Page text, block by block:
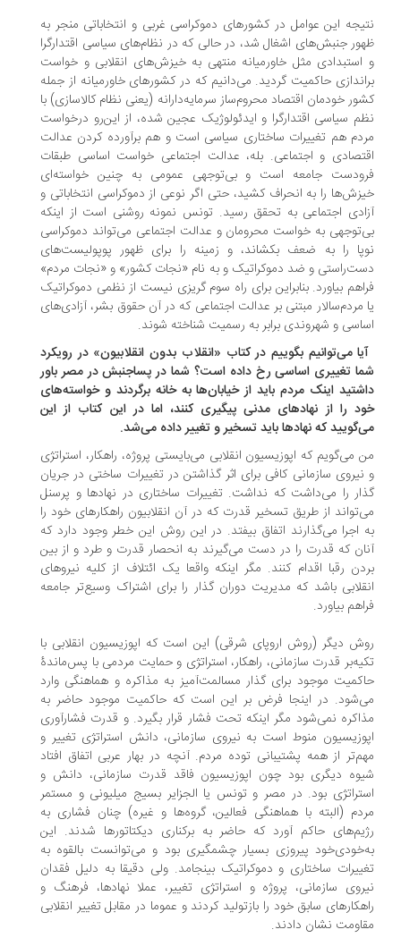
این عوامل در کشورهای دموکراسی غربی و انتخاباتی منجر به
جنبش‌های اشغال شد، در حالی که در نظام‌های سیاسی اقتدارگرا
مثل خاورمیانه منتهی به خیزش‌های انقلابی و خواست
حاکمیت گردید. می‌دانیم که در کشورهای خاورمیانه از جمله
خودمان اقتصاد محروم‌ساز سرمایه‌دارانه (یعنی نظام کالاسازی) با
سیاسی اقتدارگرا و ایدئولوژیک عجین شده، از این‌رو درخواست
هم تغییرات ساختاری سیاسی است و هم برآورده کردن عدالت
و اجتماعی. بله، عدالت اجتماعی خواست اساسی طبقات
جامعه است و بی‌توجهی عمومی به چنین خواسته‌ای
را به انحراف کشید، حتی اگر نوعی از دموکراسی انتخاباتی و
اجتماعی به تحقق رسید. تونس نمونه روشنی است از اینکه
به خواست محرومان و عدالت اجتماعی می‌تواند دموکراسی
را به ضعف بکشاند، و زمینه را برای ظهور پوپولیست‌های
و ضد دموکراتیک و به نام «نجات کشور» و «نجات مردم»
بیاورد. بنابراین برای راه سوم گریزی نیست از نظمی دموکراتیک
مردم‌سالار مبتنی بر عدالت اجتماعی که در آن حقوق بشر، آزادی‌های
و شهروندی برابر به رسمیت شناخته شوند.
می‌توانیم بگوییم در کتاب «انقلاب بدون انقلابیون» در رویکرد
تغییری اساسی رخ داده است؟ شما در پساجنبش در مصر باور
اینک مردم باید از خیابان‌ها به خانه برگردند و خواسته‌های
را از نهادهای مدنی پیگیری کنند، اما در این کتاب از این
که نهادها باید تسخیر و تغییر داده می‌شد.
می‌گویم که اپوزیسیون انقلابی می‌بایستی پروژه، راهکار، استراتژی
سازمانی کافی برای اثر گذاشتن در تغییرات ساختی در جریان
را می‌داشت که نداشت. تغییرات ساختاری در نهادها و پرسنل
از طریق تسخیر قدرت که در آن انقلابیون راهکارهای خود را
اجرا می‌گذارند اتفاق بیفتد. در این روش این خطر وجود دارد که
که قدرت را در دست می‌گیرند به انحصار قدرت و طرد و از بین
رقبا اقدام کنند. مگر اینکه واقعا یک ائتلاف از کلیه نیروهای
باشد که مدیریت دوران گذار را برای اشتراک وسیع‌تر جامعه
بیاورد.
دیگر (روش اروپای شرقی) این است که اپوزیسیون انقلابی با
قدرت سازمانی، راهکار، استراتژی و حمایت مردمی با پس‌ماندۀ
موجود برای گذار مسالمت‌آمیز به مذاکره و هماهنگی وارد
در اینجا فرض بر این است که حاکمیت موجود حاضر به
نمی‌شود مگر اینکه تحت فشار قرار بگیرد. و قدرت فشارآوری
منوط است به نیروی سازمانی، دانش استراتژی تغییر و
از همه پشتیبانی توده مردم. آنچه در بهار عربی اتفاق افتاد
دیگری بود چون اپوزیسیون فاقد قدرت سازمانی، دانش و
بود. در مصر و تونس یا الجزایر بسیج میلیونی و مستمر
(البته با هماهنگی فعالین، گروه‌ها و غیره) چنان فشاری به
حاکم آورد که حاضر به برکناری دیکتاتورها شدند. این
پیروزی بسیار چشمگیری بود و می‌توانست بالقوه به
ساختاری و دموکراتیک بینجامد. ولی دقیقا به دلیل فقدان
سازمانی، پروژه و استراتژی تغییر، عملا نهادها، فرهنگ و
سابق خود را بازتولید کردند و عموما در مقابل تغییر انقلابی
نشان دادند.